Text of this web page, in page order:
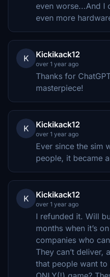
even worse...And I
even more
K Kickikack12
over 1 year ago
Thanks for
masterpiece!
K Kickikack12
over 1 year ago
Ever since the sim
people, it became
K Kickikack12
over 1 year ago
I refunded it. Will
months when it’s
companies who
They can’t deliver,
that people want to